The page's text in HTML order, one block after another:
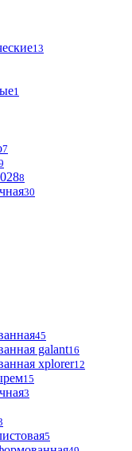
13
1
7
8
30
45
galant16
xplorer12
15
3
5